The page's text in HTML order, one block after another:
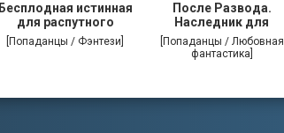
Бесплодная истинная
для распутного
дракона
[Попаданцы / Фэнтези]
После Развода.
Наследник для
дракона
[Попаданцы / Любовная
фантастика]